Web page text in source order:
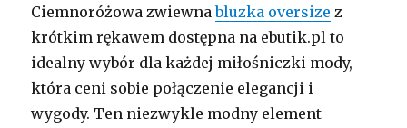
Ciemnoróżowa zwiewnabluzka oversize z
krótkim rękawem dostępna na ebutik.pl to
idealny wybór dla każdej miłośniczki mody,
która ceni sobie połączenie elegancji i
wygody. Ten niezwykle modny element